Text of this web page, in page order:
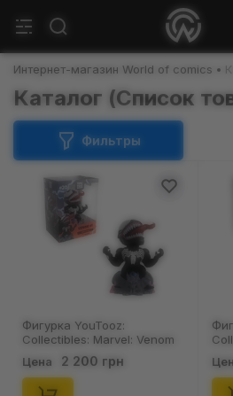
Интернет-магазин World of comics
Каталог (Список
Фильтры
Фигурка YouTooz:
Collectibles: Marvel: Venom
#1, (78974)
Цена 2 200 грн
2: